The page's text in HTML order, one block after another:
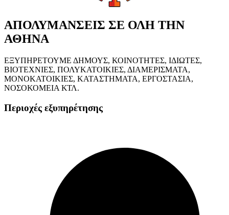
ΑΠΟΛΥΜΑΝΣΕΙΣ ΣΕ ΟΛΗ ΤΗΝ
ΑΘΗΝΑ
ΕΞΥΠΗΡΕΤΟΥΜΕ ΔΗΜΟΥΣ, ΚΟΙΝΟΤΗΤΕΣ, ΙΔΙΩΤΕΣ,
ΒΙΟΤΕΧΝΙΕΣ, ΠΟΛΥΚΑΤΟΙΚΙΕΣ, ΔΙΑΜΕΡΙΣΜΑΤΑ,
ΜΟΝΟΚΑΤΟΙΚΙΕΣ, ΚΑΤΑΣΤΗΜΑΤΑ, ΕΡΓΟΣΤΑΣΙΑ,
ΝΟΣΟΚΟΜΕΙΑ ΚΤΛ.
Περιοχές εξυπηρέτησης